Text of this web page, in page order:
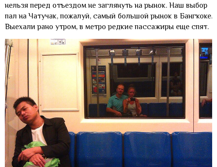
нельзя перед отъездом не заглянуть на рынок. Наш выбор
пал на Чатучак, пожалуй, самый большой рынок в Бангкоке.
Выехали рано утром, в метро редкие пассажиры еще спят.